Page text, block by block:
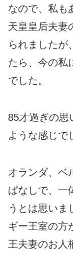
なので、私も
天皇皇后夫妻
られましたが
たら、今の私
でした。
85才過ぎの思
ような感じで
オランダ、ベ
ぱなしで、一
うとは思いま
ギー王室の方
王夫妻のお人